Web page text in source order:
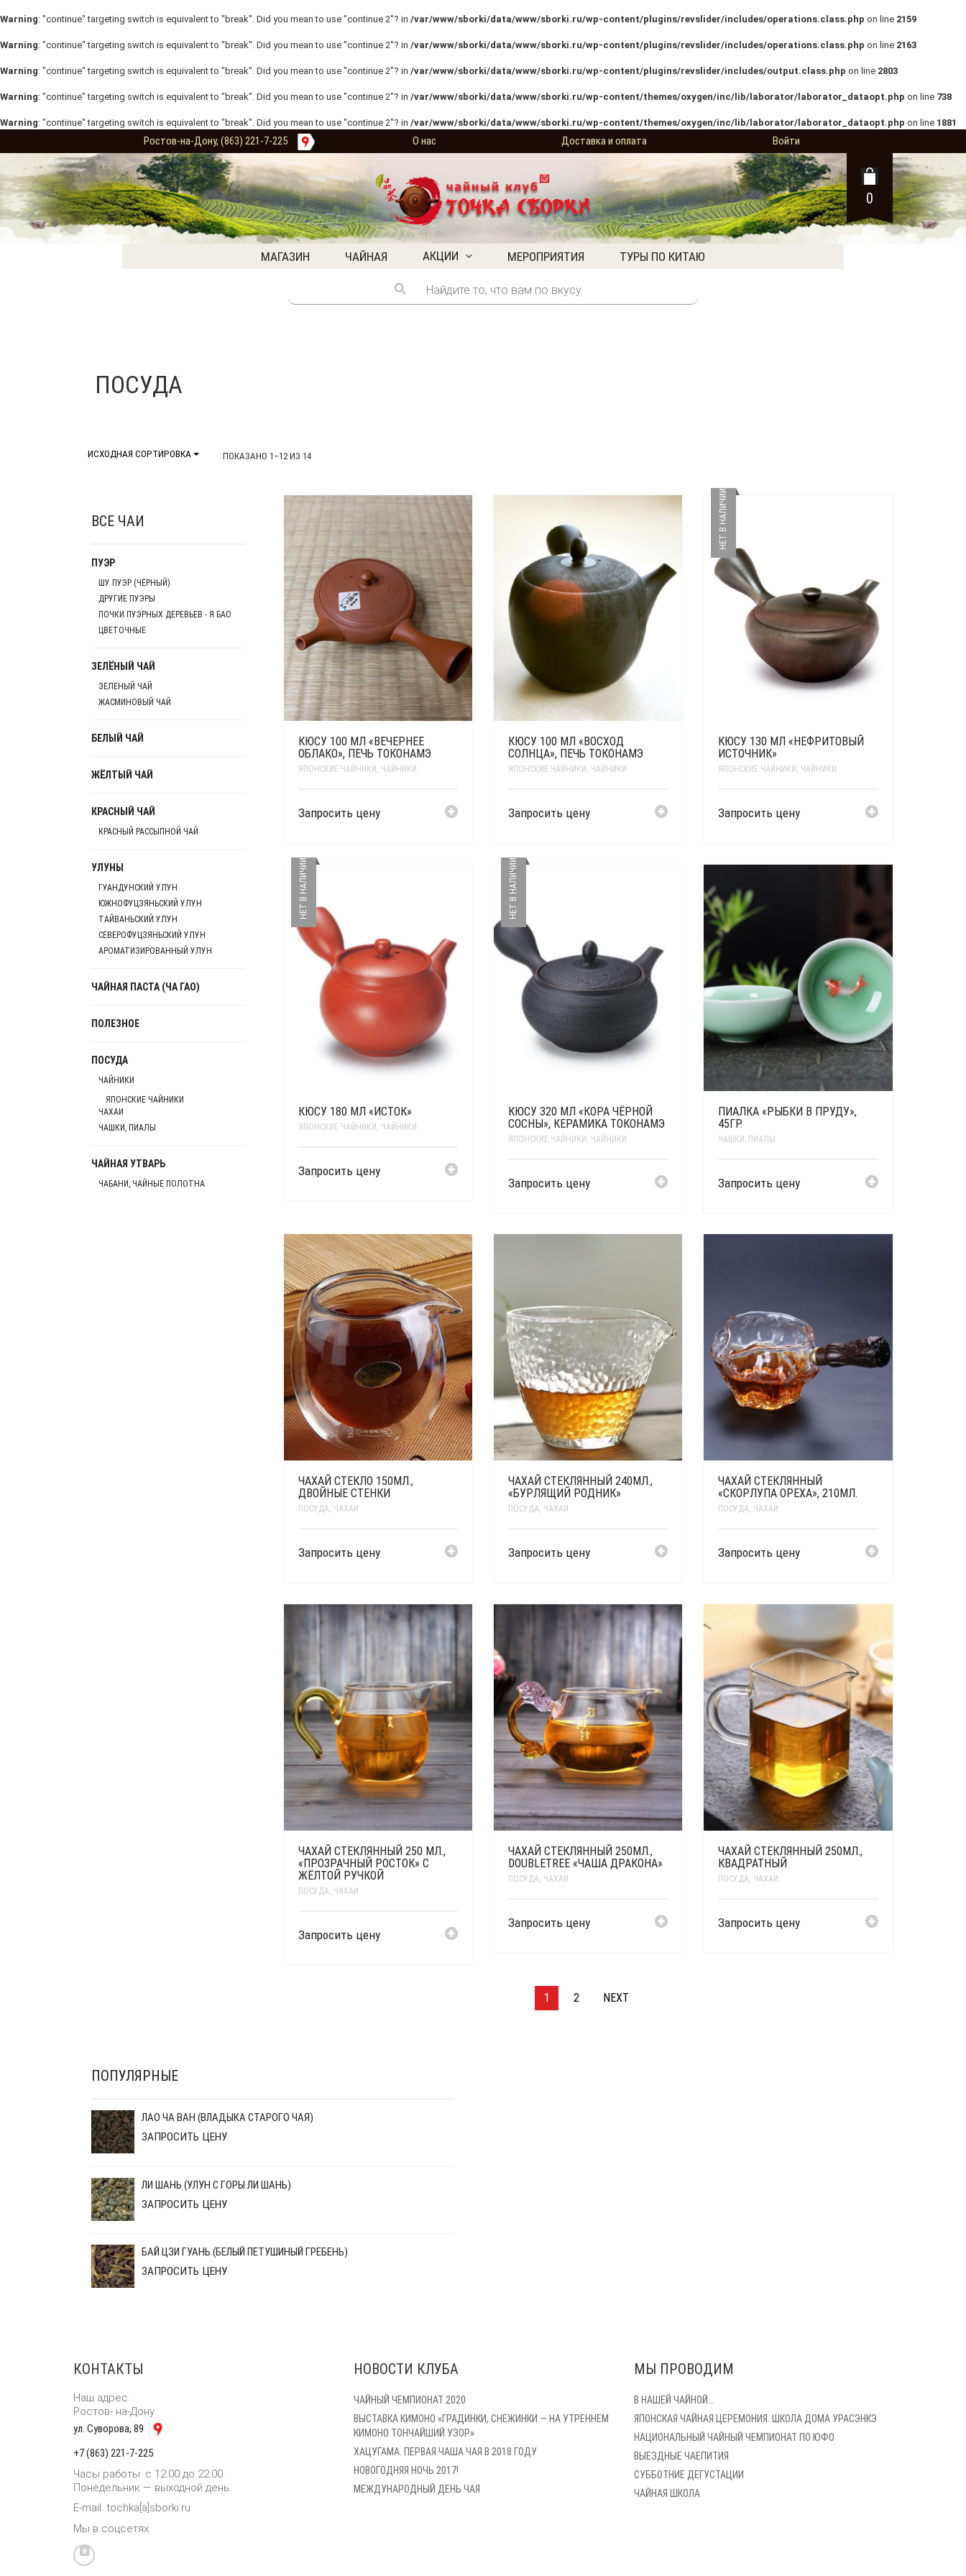
Warning: "continue" targeting switch is equivalent to "break". Did you mean to use "continue 2"? in /var/www/sborki/data/www/sborki.ru/wp-content/plugins/revslider/includes/operations.class.php on line 2159
Warning: "continue" targeting switch is equivalent to "break". Did you mean to use "continue 2"? in /var/www/sborki/data/www/sborki.ru/wp-content/plugins/revslider/includes/operations.class.php on line 2163
Warning: "continue" targeting switch is equivalent to "break". Did you mean to use "continue 2"? in /var/www/sborki/data/www/sborki.ru/wp-content/plugins/revslider/includes/output.class.php on line 2803
Warning: "continue" targeting switch is equivalent to "break". Did you mean to use "continue 2"? in /var/www/sborki/data/www/sborki.ru/wp-content/themes/oxygen/inc/lib/laborator/laborator_dataopt.php on line 738
Warning: "continue" targeting switch is equivalent to "break". Did you mean to use "continue 2"? in /var/www/sborki/data/www/sborki.ru/wp-content/themes/oxygen/inc/lib/laborator/laborator_dataopt.php on line 1881
Ростов-на-Дону, (863) 221-7-225 О нас Доставка и оплата Войти
МАГАЗИН ЧАЙНАЯ АКЦИИ МЕРОПРИЯТИЯ ТУРЫ ПО КИТАЮ
0
ПОСУДА
ИСХОДНАЯ СОРТИРОВКА ПОКАЗАНО 1–12 ИЗ 14
КЮСУ 100 МЛ «ВЕЧЕРНЕЕ
ОБЛАКО», ПЕЧЬ ТОКОНАМЭ
ЯПОНСКИЕ ЧАЙНИКИ , ЧАЙНИКИ
Запросить цену
КЮСУ 100 МЛ «ВОСХОД
СОЛНЦА», ПЕЧЬ ТОКОНАМЭ
ЯПОНСКИЕ ЧАЙНИКИ , ЧАЙНИКИ
Запросить цену
НЕТ В НАЛИЧИИ
КЮСУ 130 МЛ «НЕФРИТОВЫЙ
ИСТОЧНИК»
ЯПОНСКИЕ ЧАЙНИКИ , ЧАЙНИКИ
Запросить цену
НЕТ В НАЛИЧИИ
КЮСУ 180 МЛ «ИСТОК»
ЯПОНСКИЕ ЧАЙНИКИ , ЧАЙНИКИ
Запросить цену
НЕТ В НАЛИЧИИ
КЮСУ 320 МЛ «КОРА ЧЁРНОЙ
СОСНЫ», КЕРАМИКА ТОКОНАМЭ
ЯПОНСКИЕ ЧАЙНИКИ , ЧАЙНИКИ
Запросить цену
ПИАЛКА «РЫБКИ В ПРУДУ»,
45ГР.
ЧАШКИ, ПИАЛЫ
Запросить цену
ЧАХАЙ СТЕКЛО 150МЛ.,
ДВОЙНЫЕ СТЕНКИ
ПОСУДА, ЧАХАИ
Запросить цену
ЧАХАЙ СТЕКЛЯННЫЙ 240МЛ.,
«БУРЛЯЩИЙ РОДНИК»
ПОСУДА, ЧАХАИ
Запросить цену
ЧАХАЙ СТЕКЛЯННЫЙ
«СКОРЛУПА ОРЕХА», 210МЛ.
ПОСУДА, ЧАХАИ
Запросить цену
ЧАХАЙ СТЕКЛЯННЫЙ 250 МЛ.,
«ПРОЗРАЧНЫЙ РОСТОК» С
ЖЁЛТОЙ РУЧКОЙ
ПОСУДА, ЧАХАИ
Запросить цену
ЧАХАЙ СТЕКЛЯННЫЙ 250МЛ.,
DOUBLETREE «ЧАША ДРАКОНА»
ПОСУДА, ЧАХАИ
Запросить цену
ЧАХАЙ СТЕКЛЯННЫЙ 250МЛ.,
КВАДРАТНЫЙ
ПОСУДА, ЧАХАИ
Запросить цену
1 2 NEXT
ВСЕ ЧАИ
ПУЭР
ШУ ПУЭР (ЧЁРНЫЙ)
ДРУГИЕ ПУЭРЫ
ПОЧКИ ПУЭРНЫХ ДЕРЕВЬЕВ - Я БАО
ЦВЕТОЧНЫЕ
ЗЕЛЁНЫЙ ЧАЙ
ЗЕЛЕНЫЙ ЧАЙ
ЖАСМИНОВЫЙ ЧАЙ
БЕЛЫЙ ЧАЙ
ЖЁЛТЫЙ ЧАЙ
КРАСНЫЙ ЧАЙ
КРАСНЫЙ РАССЫПНОЙ ЧАЙ
УЛУНЫ
ГУАНДУНСКИЙ УЛУН
ЮЖНОФУЦЗЯНЬСКИЙ УЛУН
ТАЙВАНЬСКИЙ УЛУН
СЕВЕРОФУЦЗЯНЬСКИЙ УЛУН
АРОМАТИЗИРОВАННЫЙ УЛУН
ЧАЙНАЯ ПАСТА (ЧА ГАО)
ПОЛЕЗНОЕ
ПОСУДА
ЧАЙНИКИ
ЯПОНСКИЕ ЧАЙНИКИ
ЧАХАИ
ЧАШКИ, ПИАЛЫ
ЧАЙНАЯ УТВАРЬ
ЧАБАНИ, ЧАЙНЫЕ ПОЛОТНА
ПОПУЛЯРНЫЕ
ЛАО ЧА ВАН (ВЛАДЫКА СТАРОГО ЧАЯ)
ЗАПРОСИТЬ ЦЕНУ
ЛИ ШАНЬ (УЛУН С ГОРЫ ЛИ ШАНЬ)
ЗАПРОСИТЬ ЦЕНУ
БАЙ ЦЗИ ГУАНЬ (БЕЛЫЙ ПЕТУШИНЫЙ ГРЕБЕНЬ)
ЗАПРОСИТЬ ЦЕНУ
КОНТАКТЫ
Наш адрес:
Ростов- на-Дону
ул. Суворова, 89
+7 (863) 221-7-225
Часы работы: с 12:00 до 22:00.
Понедельник — выходной день.
E-mail: tochka[a]sborki.ru
Мы в соцсетях
НОВОСТИ КЛУБА
ЧАЙНЫЙ ЧЕМПИОНАТ 2020
ВЫСТАВКА КИМОНО «ГРАДИНКИ, СНЕЖИНКИ — НА УТРЕННЕМ
КИМОНО ТОНЧАЙШИЙ УЗОР»
ХАЦУГАМА. ПЕРВАЯ ЧАША ЧАЯ В 2018 ГОДУ
НОВОГОДНЯЯ НОЧЬ 2017!
МЕЖДУНАРОДНЫЙ ДЕНЬ ЧАЯ
МЫ ПРОВОДИМ
В НАШЕЙ ЧАЙНОЙ…
ЯПОНСКАЯ ЧАЙНАЯ ЦЕРЕМОНИЯ. ШКОЛА ДОМА УРАСЭНКЭ
НАЦИОНАЛЬНЫЙ ЧАЙНЫЙ ЧЕМПИОНАТ ПО ЮФО
ВЫЕЗДНЫЕ ЧАЕПИТИЯ
СУББОТНИЕ ДЕГУСТАЦИИ
ЧАЙНАЯ ШКОЛА